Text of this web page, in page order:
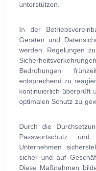
unterstützen.
In der
Geräten und
werden. Regelungen
Bedrohungen
entsprechend zu
kontinuierlich überprüft
optimalen Schutz zu
Durch die
Passwortschutz und
Unternehmen
sicher und auf
Diese Maßnahmen